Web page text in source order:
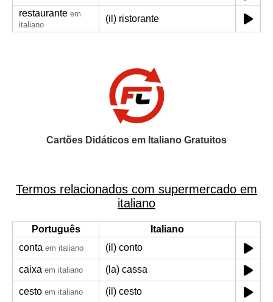
restaurante em
italiano
(il) ristorante
Cartões Didáticos em Italiano Gratuitos
Termos relacionados com supermercado em
italiano
Português
Italiano
conta em italiano (il) conto
caixa em italiano (la) cassa
cesto em italiano
(il) cesto